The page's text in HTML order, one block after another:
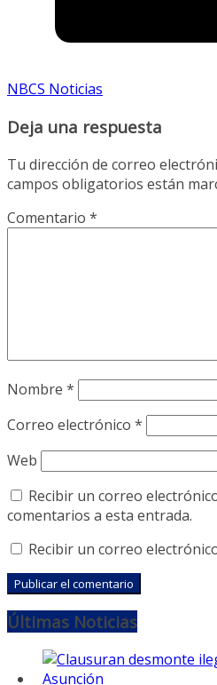
NBCS Noticias
Deja una respuesta
Tu dirección de correo
campos obligatorios están
Comentario *
Nombre *
Correo electrónico *
Web
Recibir un correo
comentarios a esta entrada.
Recibir un correo
Últimas Noticias